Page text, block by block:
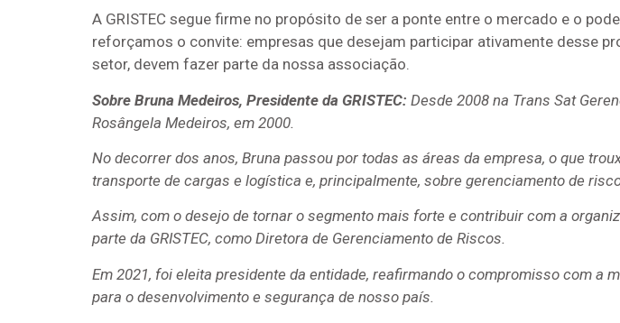
A GRISTEC segue firme no propósito de ser a ponte entre o mercado e o
reforçamos o convite: empresas que desejam participar ativamente desse
setor, devem fazer parte da nossa associação.
Sobre Bruna Medeiros, Presidente da GRISTEC: Desde 2008 na Trans Sat
Rosângela Medeiros, em 2000.
No decorrer dos anos, Bruna passou por todas as áreas da empresa, o que
transporte de cargas e logística e, principalmente, sobre gerenciamento de
Assim, com o desejo de tornar o segmento mais forte e contribuir com a
parte da GRISTEC, como Diretora de Gerenciamento de Riscos.
Em 2021, foi eleita presidente da entidade, reafirmando o compromisso com
para o desenvolvimento e segurança de nosso país.